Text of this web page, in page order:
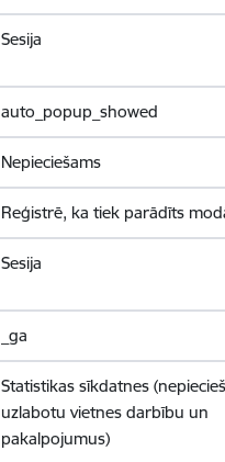
Sesija
auto_popup_showed
Nepieciešams
Reģistrē, ka tiek parādīts
Sesija
_ga
Statistikas sīkdatnes
uzlabotu vietnes darbību un
pakalpojumus)